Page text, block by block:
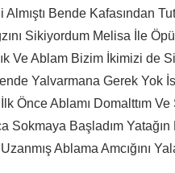
Almıştı Bende Kafasından
Sikiyordum Melisa İle
Ve Ablam Bizim İkimizi de
Yalvarmana Gerek Yok
Önce Ablamı Domalttım Ve
Sokmaya Başladım Yatağın
Ablama Amcığını